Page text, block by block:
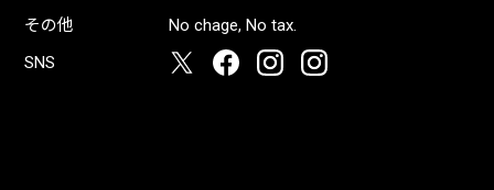
その他
No chage, No tax.
SNS